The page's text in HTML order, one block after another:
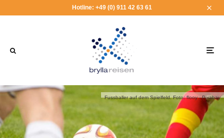
Hotline: +49 (0) 911 42 63 61
Fussballer auf dem Spielfeld. Foto: flooy - Pixabay